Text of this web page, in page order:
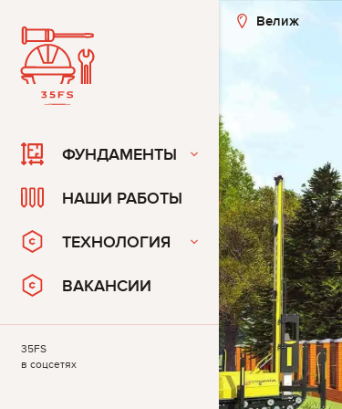
Велиж
ФУНДАМЕНТЫ
НАШИ РАБОТЫ
ТЕХНОЛОГИЯ
ВАКАНСИИ
35FS
в соцсетях